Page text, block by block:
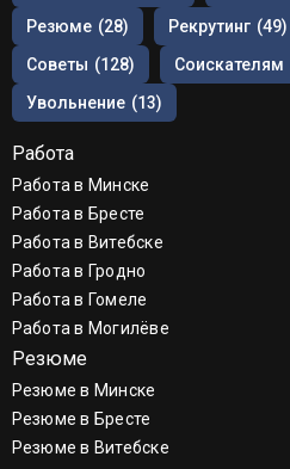
Резюме (28) Рекрутинг (49)
Советы (128) Соискателям
Увольнение (13)
Работа
Работа в Минске
Работа в Бресте
Работа в Витебске
Работа в Гродно
Работа в Гомеле
Работа в Могилёве
Резюме
Резюме в Минске
Резюме в Бресте
Резюме в Витебске